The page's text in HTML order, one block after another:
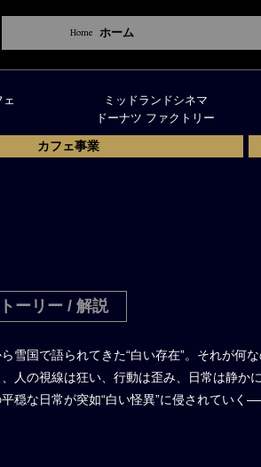
Home ホーム
ェ
ミッドランドシネマ
ドーナツ ファクトリー
カフェ事業
ーリー / 解説
雪国で語られてきた“白い存在”。それが
人の視線は狂い、行動は歪み、日常は静か
穏な日常が突如“白い怪異”に侵されていく